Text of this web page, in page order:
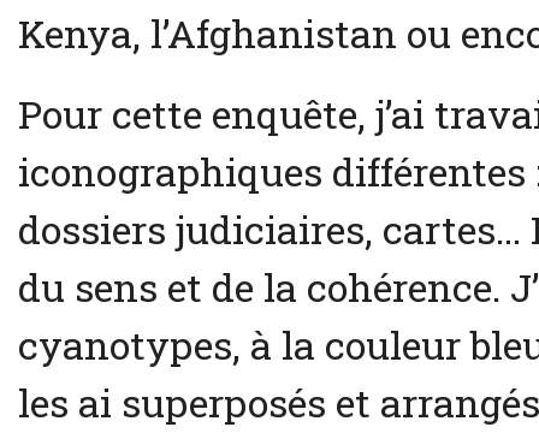
Kenya, l’Afghanistan ou
Pour cette enquête, j’ai
iconographiques différentes
dossiers judiciaires,
du sens et de la cohérence.
cyanotypes, à la couleur
les ai superposés et